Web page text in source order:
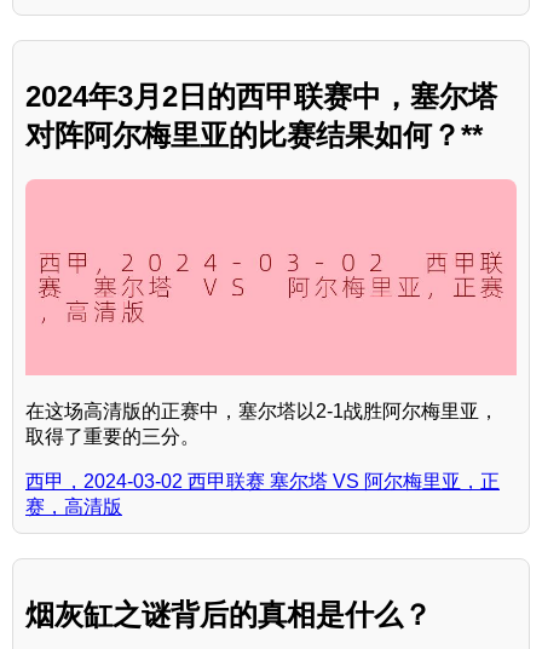
2024年3月2日的西甲联赛中，塞尔塔
对阵阿尔梅里亚的比赛结果如何？**
在这场高清版的正赛中，塞尔塔以2-1战胜阿尔梅里亚，
取得了重要的三分。
西甲，2024-03-02 西甲联赛 塞尔塔 VS 阿尔梅里亚，正
赛，高清版
烟灰缸之谜背后的真相是什么？